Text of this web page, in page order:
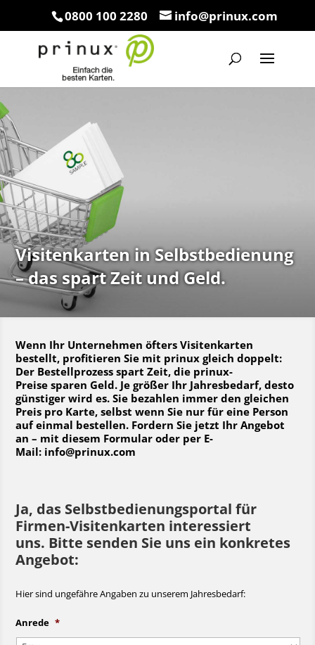
0800 100 2280 info@prinux.com
Visitenkarten in Selbstbedienung
– das spart Zeit und Geld.
Wenn Ihr Unternehmen öfters Visitenkarten
bestellt, profitieren Sie mit prinux gleich doppelt:
Der Bestellprozess spart Zeit, die prinux-
Preise sparen Geld. Je größer Ihr Jahresbedarf, desto
günstiger wird es. Sie bezahlen immer den gleichen
Preis pro Karte, selbst wenn Sie nur für eine Person
auf einmal bestellen. Fordern Sie jetzt Ihr Angebot
an – mit diesem Formular oder per E-
Mail: info@prinux.com
Ja, das Selbstbedienungsportal für
Firmen-Visitenkarten interessiert
uns. Bitte senden Sie uns ein konkretes
Angebot:
Hier sind ungefähre Angaben zu unserem Jahresbedarf:
Anrede *